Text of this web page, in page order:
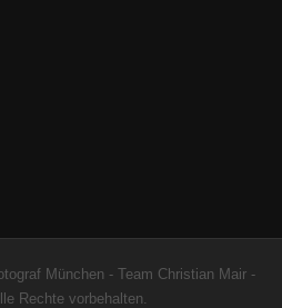
München - Team Christian Mair -
Rechte vorbehalten.